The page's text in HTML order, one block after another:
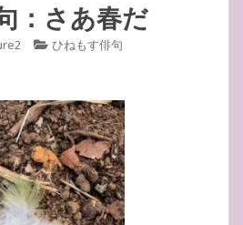
：さあ春だ
ひねもす俳句